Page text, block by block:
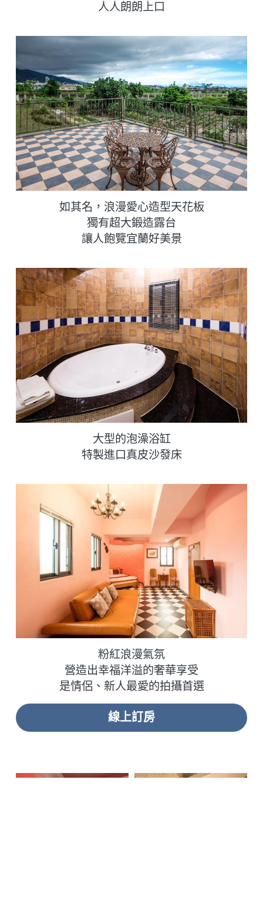
人人朗朗上口
如其名，浪漫愛心造型天花板
獨有超大鍛造露台
讓人飽覽宜蘭好美景
大型的泡澡浴缸
特製進口真皮沙發床
粉紅浪漫氣氛
營造出幸福洋溢的奢華享受
是情侶、新人最愛的拍攝首選
線上訂房